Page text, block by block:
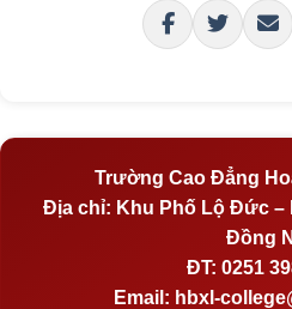
Trường Cao Đẳng
Địa chỉ: Khu Phố Lộ Đức –
Đồng
ĐT: 0251
Email: hbxl-